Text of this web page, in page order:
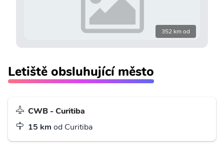
352 km od
Letiště obsluhující město
CWB - Curitiba
15 km od Curitiba